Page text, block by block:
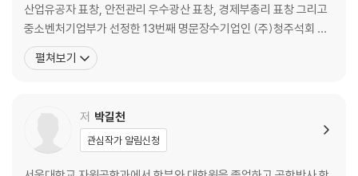
광업 관련 법제와 사회간접시설
3.1 광업 관련 제도와 법규
1. 소유제도와 생산수단
3.2 사회간접시설 현황
산업유공자 표창, 안전관리 우수광산 표창, 경제부총리 표창 그리고
중소벤처기업부가 선정한 13번째 명문장수기업인 (주)청주석회 대
표를 14년째 역임하고 있다. 또한 미국 공인관리회계사(Institute o
f Certified Management Accountant, NJ, U.S.A) 이사와 유엔
펼쳐보기
저 박길천
관심작가 알림신청